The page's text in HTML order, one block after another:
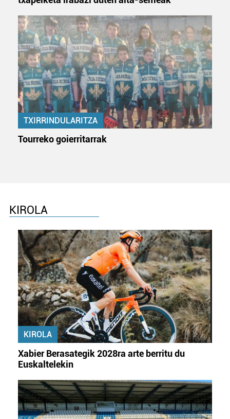
TXIRRINDULARITZA
Tourreko goierritarrak
KIROLA
KIROLA
Xabier Berasategik 2028ra arte berritu du
Euskaltelekin